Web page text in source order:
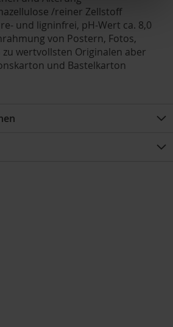
/reiner Zellstoff
und ligninfrei, pH-Wert ca. 8,0
von Postern, Fotos,
wertvollsten Originalen aber
und Bastelkarton